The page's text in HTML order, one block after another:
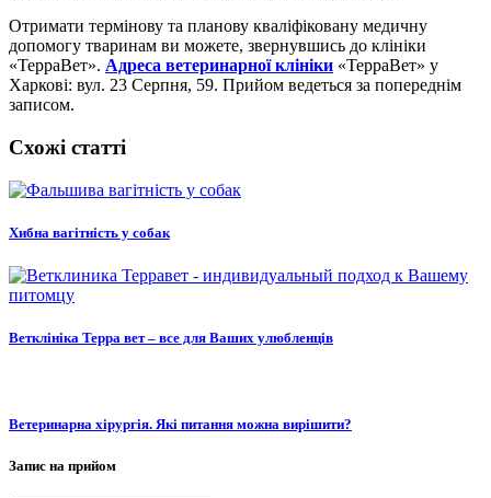
Отримати термінову та планову кваліфіковану медичну
допомогу тваринам ви можете, звернувшись до клініки
«ТерраВет». Адреса ветеринарної клініки «ТерраВет» у
Харкові: вул. 23 Серпня, 59. Прийом ведеться за попереднім
записом.
Схожі статті
Хибна вагітність у собак
Ветклініка Терра вет – все для Ваших улюбленців
Ветеринарна хірургія. Які питання можна вирішити?
Запис на прийом